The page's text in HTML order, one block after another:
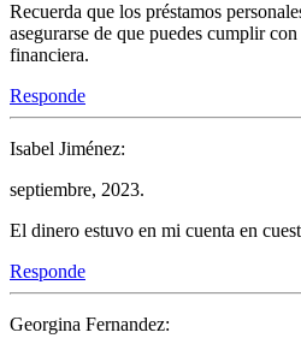
Recuerda que los préstamos
asegurarse de que puedes cumplir
financiera.
Responde
Isabel Jiménez:
septiembre, 2023.
El dinero estuvo en mi cuenta en
Responde
Georgina Fernandez: